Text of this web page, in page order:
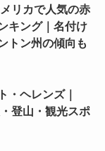
リカで人気の赤
キング｜名付け
トン州の傾向も
・ヘレンズ｜
登山・観光スポ